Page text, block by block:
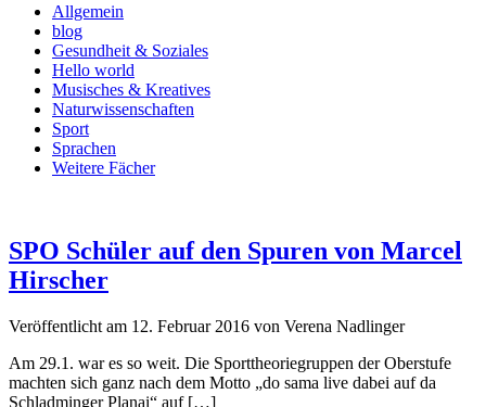
Allgemein
blog
Gesundheit & Soziales
Hello world
Musisches & Kreatives
Naturwissenschaften
Sport
Sprachen
Weitere Fächer
SPO Schüler auf den Spuren von Marcel
Hirscher
Veröffentlicht am 12. Februar 2016 von Verena Nadlinger
Am 29.1. war es so weit. Die Sporttheoriegruppen der Oberstufe
machten sich ganz nach dem Motto „do sama live dabei auf da
Schladminger Planai“ auf […]